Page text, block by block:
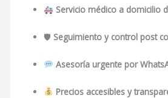
Servicio médico a domicilio
🛡 Seguimiento y control post
Asesoría urgente por
Precios accesibles y